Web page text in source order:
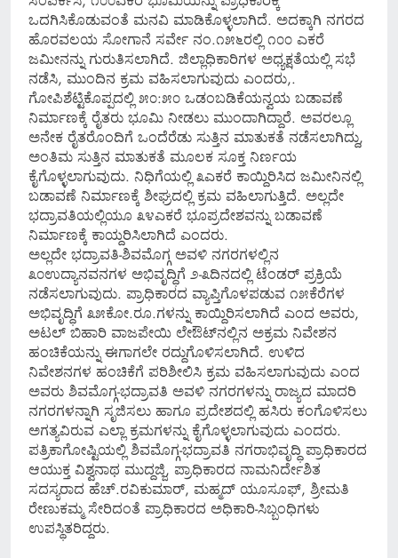
ಒದಗಿಸಿಕೊಡುವಂತೆ ಮನವಿ ಮಾಡಿಕೊಳ್ಳಲಾಗಿದೆ. ಅದಕ್ಕಾಗಿ ನಗರದ
ಹೊರವಲಯ ಸೋಗಾನೆ ಸರ್ವೇ ನಂ.೧೫೬ರಲ್ಲಿ ೧೦೦ ಎಕರೆ
ಜಮೀನನ್ನು ಗುರುತಿಸಲಾಗಿದೆ. ಜಿಲ್ಲಾಧಿಕಾರಿಗಳ ಅಧ್ಯಕ್ಷತೆಯಲ್ಲಿ ಸಭೆ
ನಡೆಸಿ, ಮುಂದಿನ ಕ್ರಮ ವಹಿಸಲಾಗುವುದು ಎಂದರು,.
ಗೋಪಿಶೆಟ್ಟಿಕೊಪ್ಪದಲ್ಲಿ ೫೦:೫೦ ಒಡಂಬಡಿಕೆಯನ್ವಯ ಬಡಾವಣೆ
ನಿರ್ಮಾಣಕ್ಕೆ ರೈತರು ಭೂಮಿ ನೀಡಲು ಮುಂದಾಗಿದ್ದಾರೆ. ಅವರಲ್ಲೂ
ಅನೇಕ ರೈತರೊಂದಿಗೆ ಒಂದೆರೆಡು ಸುತ್ತಿನ ಮಾತುಕತೆ ನಡೆಸಲಾಗಿದ್ದು,
ಅಂತಿಮ ಸುತ್ತಿನ ಮಾತುಕತೆ ಮೂಲಕ ಸೂಕ್ತ ನಿರ್ಣಯ
ಕೈಗೊಳ್ಳಲಾಗುವುದು. ನಿಧಿಗೆಯಲ್ಲಿ ೩ಎಕರೆ ಕಾಯ್ದಿರಿಸಿದ ಜಮೀನಿನಲ್ಲಿ
ಬಡಾವಣೆ ನಿರ್ಮಾಣಕ್ಕೆ ಶೀಘ್ರದಲ್ಲಿ ಕ್ರಮ ವಹಿಲಾಗುತ್ತಿದೆ. ಅಲ್ಲದೇ
ಭದ್ರಾವತಿಯಲ್ಲಿಯೂ ೩೪ಎಕರೆ ಭೂಪ್ರದೇಶವನ್ನು ಬಡಾವಣೆ
ನಿರ್ಮಾಣಕ್ಕೆ ಕಾಯ್ದರಿಸಿಲಾಗಿದೆ ಎಂದರು.
ಅಲ್ಲದೇ ಭದ್ರಾವತಿ-ಶಿವಮೊಗ್ಗ ಅವಳಿ ನಗರಗಳಲ್ಲಿನ
೩೦ಉದ್ಯಾನವನಗಳ ಅಭಿವೃದ್ಧಿಗೆ ೨-೩ದಿನದಲ್ಲಿ ಟೆಂಡರ್ ಪ್ರಕ್ರಿಯೆ
ನಡೆಸಲಾಗುವುದು. ಪ್ರಾಧಿಕಾರದ ವ್ಯಾಪ್ತಿಗೊಳಪಡುವ ೧೫ಕೆರೆಗಳ
ಅಭಿವೃದ್ಧಿಗೆ ೩೫ಕೋ.ರೂ.ಗಳನ್ನು ಕಾಯ್ದಿರಿಸಲಾಗಿದೆ ಎಂದ ಅವರು,
ಅಟಲ್ ಬಿಹಾರಿ ವಾಜಪೇಯಿ ಲೇಔಟ್‌ನಲ್ಲಿನ ಅಕ್ರಮ ನಿವೇಶನ
ಹಂಚಿಕೆಯನ್ನು ಈಗಾಗಲೇ ರದ್ದುಗೊಳಿಸಲಾಗಿದೆ. ಉಳಿದ
ನಿವೇಶನಗಳ ಹಂಚಿಕೆಗೆ ಪರಿಶೀಲಿಸಿ ಕ್ರಮ ವಹಿಸಲಾಗುವುದು ಎಂದ
ಅವರು ಶಿವಮೊಗ್ಗ-ಭದ್ರಾವತಿ ಅವಳಿ ನಗರಗಳನ್ನು ರಾಜ್ಯದ ಮಾದರಿ
ನಗರಗಳನ್ನಾಗಿ ಸೃಜಿಸಲು ಹಾಗೂ ಪ್ರದೇಶದಲ್ಲಿ ಹಸಿರು ಕಂಗೊಳಿಸಲು
ಅಗತ್ಯವಿರುವ ಎಲ್ಲಾ ಕ್ರಮಗಳನ್ನು ಕೈಗೊಳ್ಳಲಾಗುವುದು ಎಂದರು.
ಪತ್ರಿಕಾಗೋಷ್ಟಿಯಲ್ಲಿ ಶಿವಮೊಗ್ಗ-ಭದ್ರಾವತಿ ನಗರಾಭಿವೃದ್ಧಿ ಪ್ರಾಧಿಕಾರದ
ಆಯುಕ್ತ ವಿಶ್ವನಾಥ ಮುದ್ದಜ್ಜಿ, ಪ್ರಾಧಿಕಾರದ ನಾಮನಿರ್ದೇಶಿತ
ಸದಸ್ಯರಾದ ಹೆಚ್.ರವಿಕುಮಾರ್, ಮಹ್ಮದ್ ಯೂಸೂಫ್, ಶ್ರೀಮತಿ
ರೇಣುಕಮ್ಮ ಸೇರಿದಂತೆ ಪ್ರಾಧಿಕಾರದ ಅಧಿಕಾರಿ-ಸಿಬ್ಬಂಧಿಗಳು
ಉಪಸ್ಥಿತರಿದ್ದರು.